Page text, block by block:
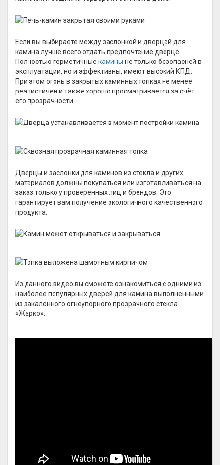
Если вы выбираете между заслонкой и дверцей для
камина лучше всего отдать предпочтение дверце.
Полностью герметичные камины не только безопасней в
эксплуатации, но и эффективны, имеют высокий КПД.
При этом огонь в закрытых каминных топках не менее
реалистичен и также хорошо просматривается за счёт
его прозрачности.
Дверцы и заслонки для каминов из стекла и других
материалов должны покупаться или изготавливаться на
заказ только у проверенных лиц и брендов. Это
гарантирует вам получение экологичного качественного
продукта.
Из данного видео вы сможете ознакомиться с одними из
наиболее популярных дверей для камина выполненными
из закалённого огнеупорного прозрачного стекла
«Жарко»: